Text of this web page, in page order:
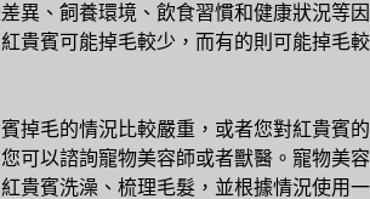
異、飼養環境、飲食習慣和健康狀況等因
貴賓可能掉毛較少，而有的則可能掉毛較
掉毛的情況比較嚴重，或者您對紅貴賓的
可以諮詢寵物美容師或者獸醫。寵物美容
貴賓洗澡、梳理毛髮，並根據情況使用一